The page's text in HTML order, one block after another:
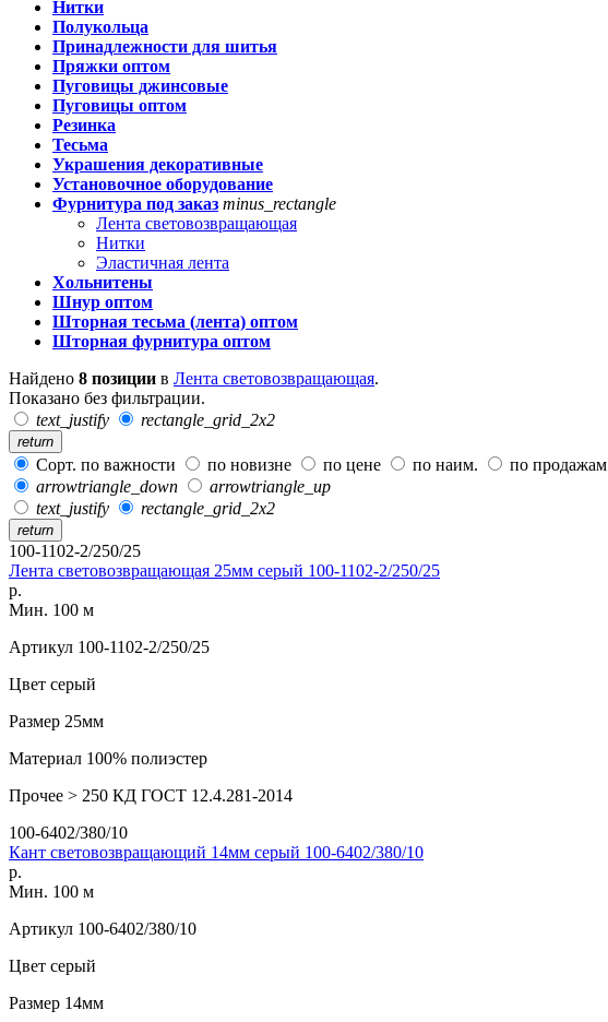
Нитки
Полукольца
Принадлежности для шитья
Пряжки оптом
Пуговицы джинсовые
Пуговицы оптом
Резинка
Тесьма
Украшения декоративные
Установочное оборудование
Фурнитура под заказ minus_rectangle
Лента световозвращающая
Нитки
Эластичная лента
Хольнитены
Шнур оптом
Шторная тесьма (лента) оптом
Шторная фурнитура оптом
Найдено 8 позиции в Лента световозвращающая.
Показано без фильтрации.
text_justify
rectangle_grid_2x2
return
Сорт. по важности по новизне по цене по наим. по продажам
arrowtriangle_down
arrowtriangle_up
text_justify
rectangle_grid_2x2
return
100-1102-2/250/25
Лента световозвращающая 25мм серый 100-1102-2/250/25
р.
Мин. 100 м
Артикул 100-1102-2/250/25
Цвет серый
Размер 25мм
Материал 100% полиэстер
Прочее > 250 КД ГОСТ 12.4.281-2014
100-6402/380/10
Кант световозвращающий 14мм серый 100-6402/380/10
р.
Мин. 100 м
Артикул 100-6402/380/10
Цвет серый
Размер 14мм